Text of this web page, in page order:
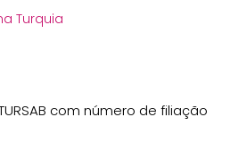
Turquia
com número de filiação